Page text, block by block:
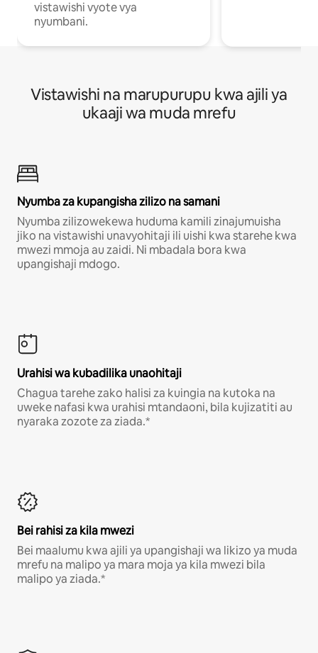
vistawishi vyote vya
nyumbani.
Vistawishi na marupurupu kwa ajili ya
ukaaji wa muda mrefu
Nyumba za kupangisha zilizo na samani
Nyumba zilizowekewa huduma kamili zinajumuisha
jiko na vistawishi unavyohitaji ili uishi kwa starehe kwa
mwezi mmoja au zaidi. Ni mbadala bora kwa
upangishaji mdogo.
Urahisi wa kubadilika unaohitaji
Chagua tarehe zako halisi za kuingia na kutoka na
uweke nafasi kwa urahisi mtandaoni, bila kujizatiti au
nyaraka zozote za ziada.*
Bei rahisi za kila mwezi
Bei maalumu kwa ajili ya upangishaji wa likizo ya muda
mrefu na malipo ya mara moja ya kila mwezi bila
malipo ya ziada.*